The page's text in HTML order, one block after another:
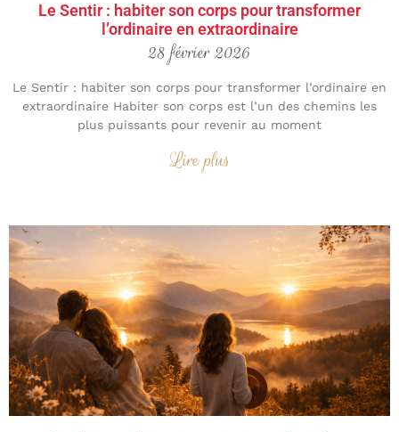
Le Sentir : habiter son corps pour transformer
l’ordinaire en extraordinaire
28 février 2026
Le Sentir : habiter son corps pour transformer l’ordinaire en
extraordinaire Habiter son corps est l’un des chemins les
plus puissants pour revenir au moment
Lire plus